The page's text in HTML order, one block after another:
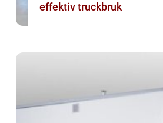
effektiv truckbruk